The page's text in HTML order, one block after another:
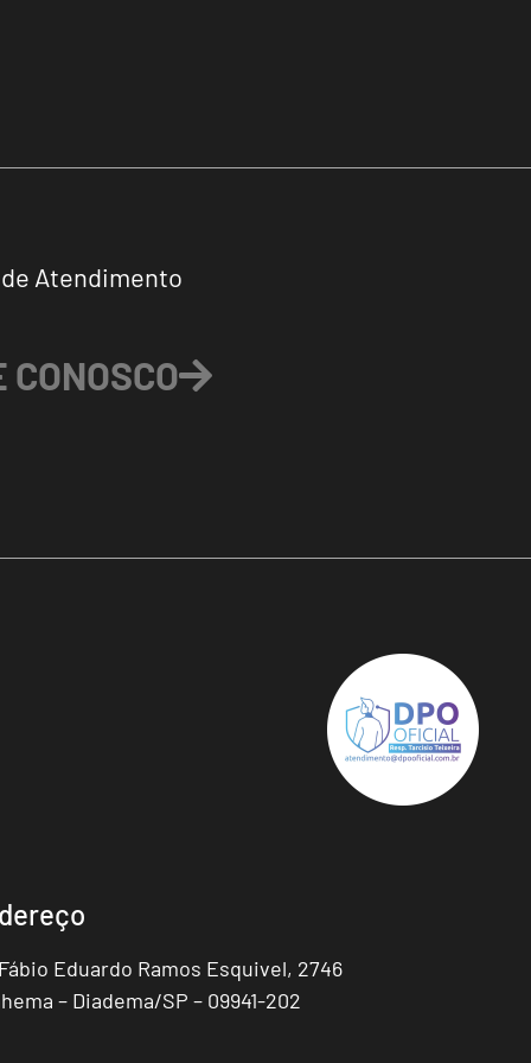
Atendimento
CONOSCO
Eduardo Ramos Esquivel, 2746
– Diadema/SP – 09941-202